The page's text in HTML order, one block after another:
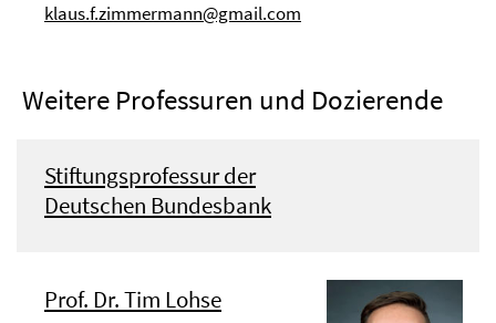
klaus.f.zimmermann@gmail.com
Weitere Professuren und Dozierende
Stiftungsprofessur der
Deutschen Bundesbank
Prof. Dr. Tim Lohse